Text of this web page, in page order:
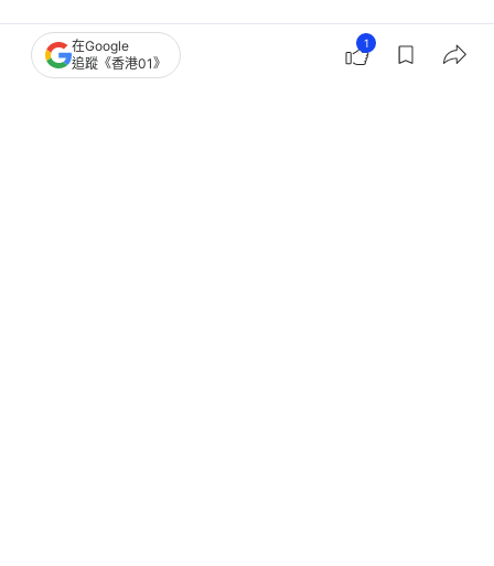
港聞 社會新聞
在Google
追蹤《香港01》
1